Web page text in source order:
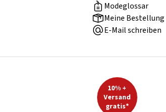
Modeglossar
Meine Bestellung
E-Mail schreiben
10% +
Versand
gratis*